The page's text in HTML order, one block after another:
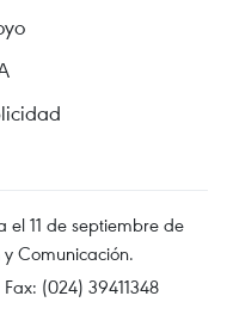
el 11 de septiembre de
Comunicación.
(024) 39411348